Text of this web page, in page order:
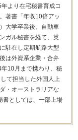
より在宅秘書育成コ
著書「年収10倍アッ
大学卒業後、自動車
ガル秘書を経て、英
駐在し定期航路大型
は外資系企業・合弁
10月まで携わり、秘
て担当した外国人上
・オーストラリアな
書としては、一部上場